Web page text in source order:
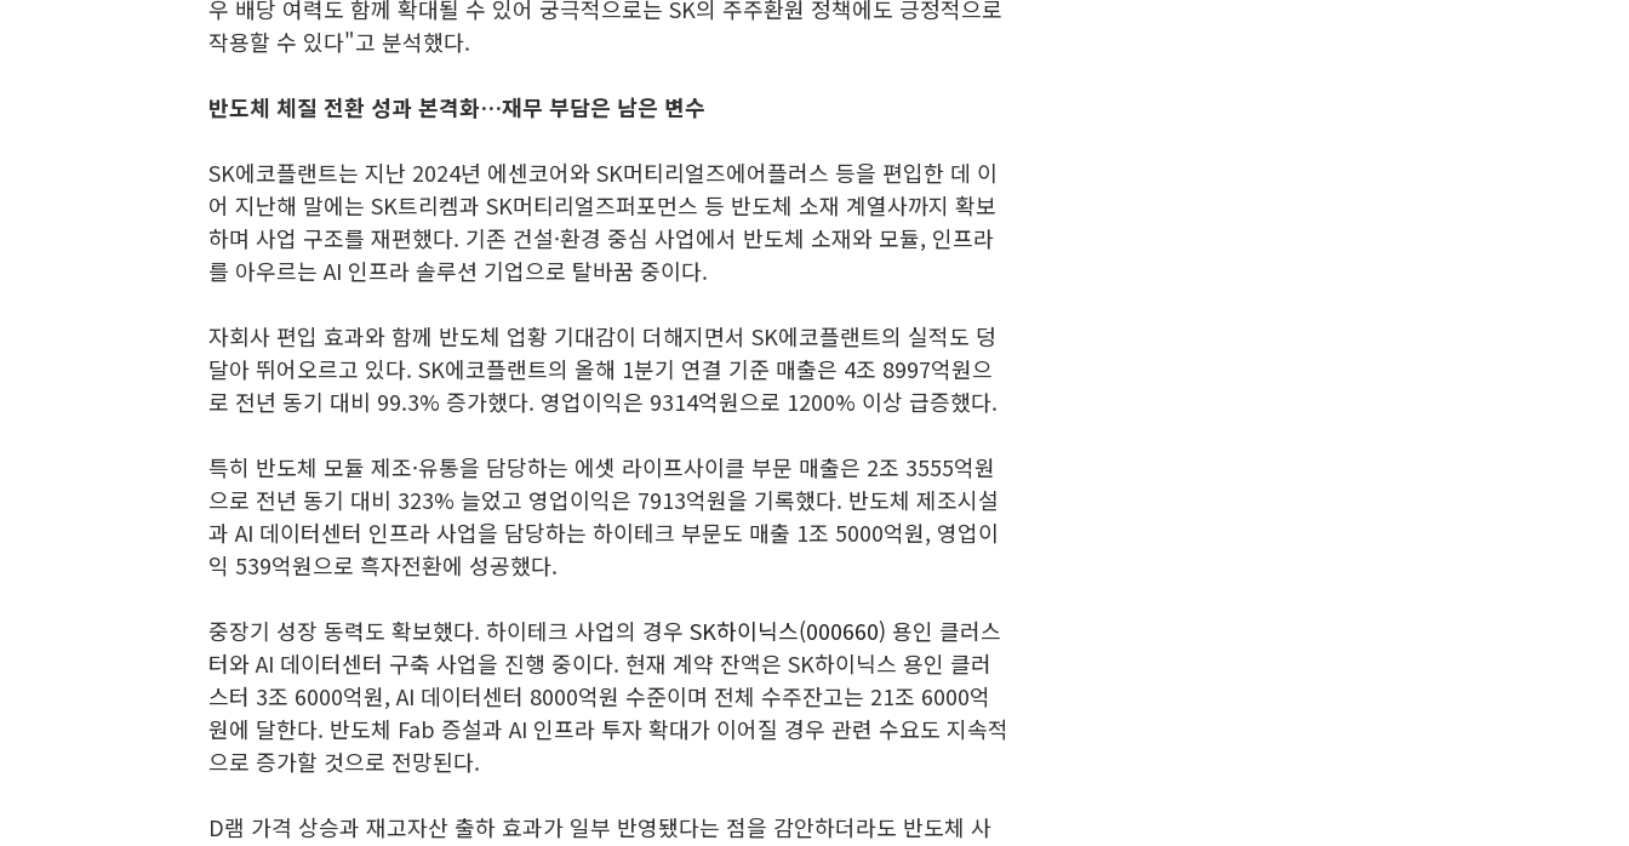
우 배당 여력도 함께 확대될 수 있어 궁극적으로는 SK의 주주환원 정책에도 긍정적으로
작용할 수 있다"고 분석했다.
반도체 체질 전환 성과 본격화…재무 부담은 남은 변수
SK에코플랜트는 지난 2024년 에센코어와 SK머티리얼즈에어플러스 등을 편입한 데 이
어 지난해 말에는 SK트리켐과 SK머티리얼즈퍼포먼스 등 반도체 소재 계열사까지 확보
하며 사업 구조를 재편했다. 기존 건설·환경 중심 사업에서 반도체 소재와 모듈, 인프라
를 아우르는 AI 인프라 솔루션 기업으로 탈바꿈 중이다.
자회사 편입 효과와 함께 반도체 업황 기대감이 더해지면서 SK에코플랜트의 실적도 덩
달아 뛰어오르고 있다. SK에코플랜트의 올해 1분기 연결 기준 매출은 4조 8997억원으
로 전년 동기 대비 99.3% 증가했다. 영업이익은 9314억원으로 1200% 이상 급증했다.
특히 반도체 모듈 제조·유통을 담당하는 에셋 라이프사이클 부문 매출은 2조 3555억원
으로 전년 동기 대비 323% 늘었고 영업이익은 7913억원을 기록했다. 반도체 제조시설
과 AI 데이터센터 인프라 사업을 담당하는 하이테크 부문도 매출 1조 5000억원, 영업이
익 539억원으로 흑자전환에 성공했다.
중장기 성장 동력도 확보했다. 하이테크 사업의 경우 SK하이닉스(000660) 용인 클러스
터와 AI 데이터센터 구축 사업을 진행 중이다. 현재 계약 잔액은 SK하이닉스 용인 클러
스터 3조 6000억원, AI 데이터센터 8000억원 수준이며 전체 수주잔고는 21조 6000억
원에 달한다. 반도체 Fab 증설과 AI 인프라 투자 확대가 이어질 경우 관련 수요도 지속적
으로 증가할 것으로 전망된다.
D램 가격 상승과 재고자산 출하 효과가 일부 반영됐다는 점을 감안하더라도 반도체 사